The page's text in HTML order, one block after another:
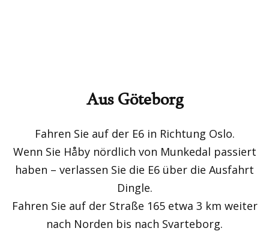
Aus Göteborg
Fahren Sie auf der E6 in Richtung Oslo.
Wenn Sie Håby nördlich von Munkedal passiert
haben – verlassen Sie die E6 über die Ausfahrt
Dingle.
Fahren Sie auf der Straße 165 etwa 3 km weiter
nach Norden bis nach Svarteborg.